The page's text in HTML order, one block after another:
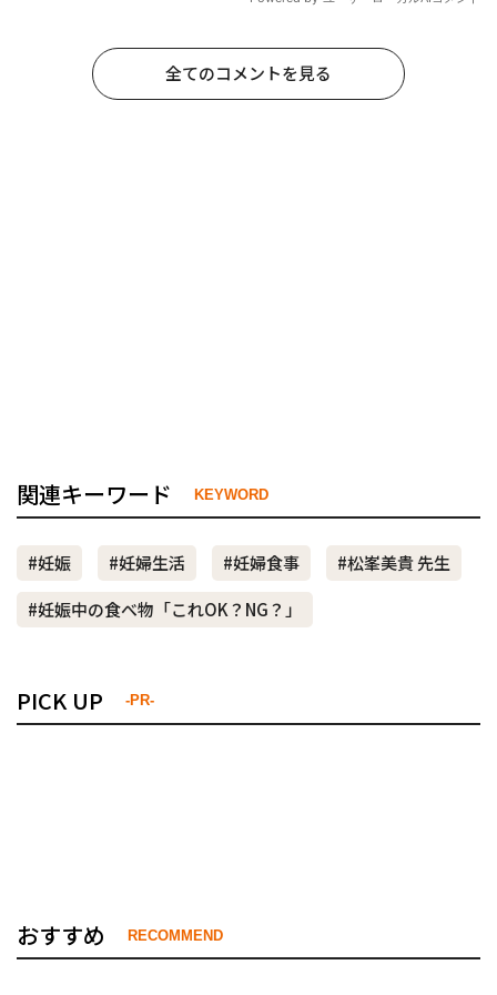
全てのコメントを見る
関連キーワード KEYWORD
#妊娠 #妊婦生活 #妊婦食事
#松峯美貴 先生
#妊娠中の食べ物「これOK？NG？」
PICK UP -PR-
おすすめ RECOMMEND